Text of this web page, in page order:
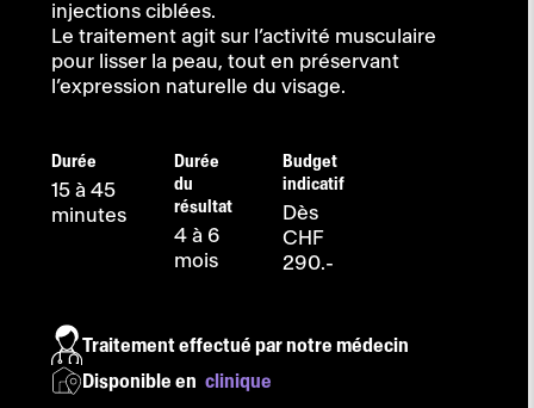
injections ciblées.
Le traitement agit sur l’activité musculaire
pour lisser la peau, tout en préservant
l’expression naturelle du visage.
Durée
15 à 45
minutes
Durée
du
résultat
4 à 6
mois
Budget
indicatif
Dès
CHF
290.-
Traitement effectué par notre médecin
Disponible en clinique